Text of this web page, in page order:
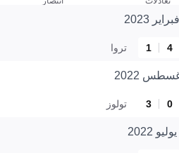
4
1 تروا
0
3 تولوز